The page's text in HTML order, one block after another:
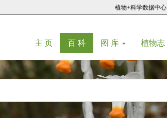
植物+科学数据中心
主 页(current)
百 科(current)
图 库 植物志